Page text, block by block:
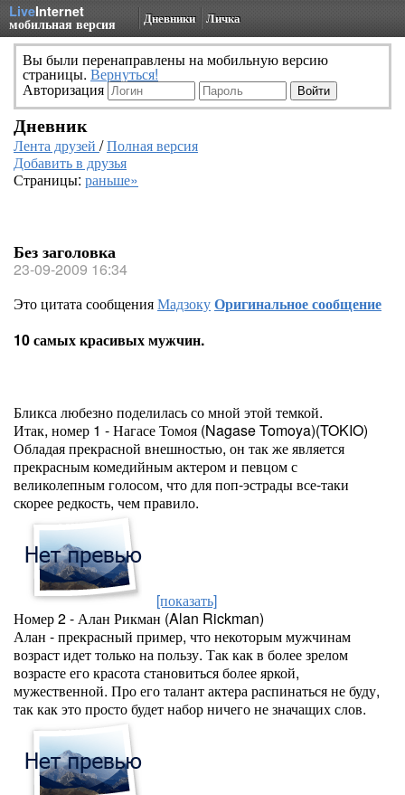
LiveInternet
мобильная версия Дневники Личка
Вы были перенаправлены на мобильную версию
страницы. Вернуться!
Авторизация
Дневник
Лента друзей /Полная версия
Добавить в друзья
Страницы: раньше»
Без заголовка
23-09-2009 16:34
Это цитата сообщенияМадзокуОригинальное сообщение
10 самых красивых мужчин.
Бликса любезно поделилась со мной этой темкой.
Итак, номер 1 - Нагасе Томоя (Nagase Tomoya)(TOKIO)
Обладая прекрасной внешностью, он так же является
прекрасным комедийным актером и певцом с
великолепным голосом, что для поп-эстрады все-таки
скорее редкость, чем правило.
[показать]
Номер 2 - Алан Рикман (Alan Rickman)
Алан - прекрасный пример, что некоторым мужчинам
возраст идет только на пользу. Так как в более зрелом
возрасте его красота становиться более яркой,
мужественной. Про его талант актера распинаться не буду,
так как это просто будет набор ничего не значащих слов.